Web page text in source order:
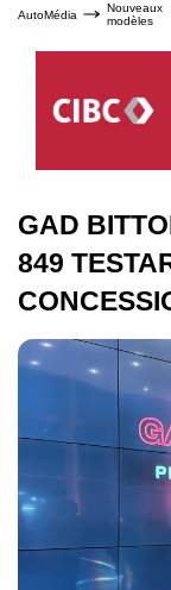
AutoMédia
Nouveaux
modèles
GAD
849